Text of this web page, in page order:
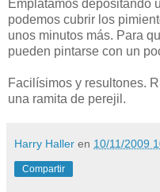
Emplatamos depositando
podemos cubrir los
unos minutos más. Para
pueden pintarse con un
Facilísimos y resultones.
una ramita de perejil.
Harry Haller en 10/11/2009
Compartir